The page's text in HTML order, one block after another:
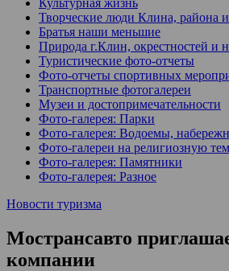
Культурная жизнь
Творческие люди Клина, района
Братья наши меньшие
Природа г.Клин, окрестностей и
Туристические фото-отчеты
Фото-отчеты спортивных
Транспортные фотогалереи
Музеи и достопримечательности
Фото-галерея: Парки
Фото-галерея: Водоемы,
Фото-галереи на религиозную
Фото-галерея: Памятники
Фото-галерея: Разное
Новости туризма
Мострансавто
компании